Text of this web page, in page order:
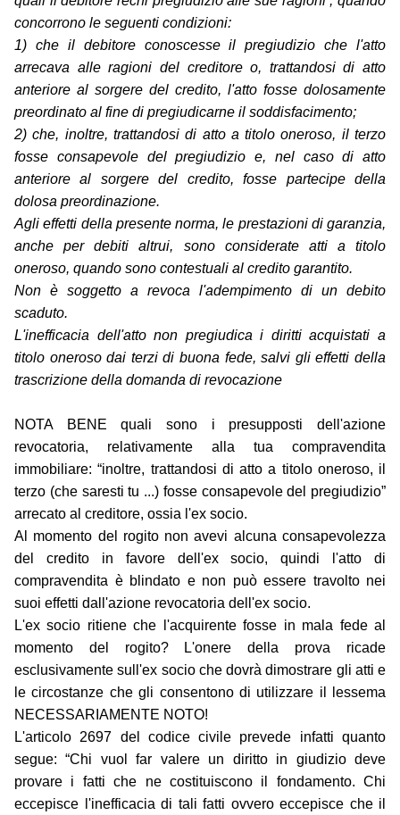
concorrono le seguenti condizioni:
1) che il debitore conoscesse il pregiudizio che l'atto
arrecava alle ragioni del creditore o, trattandosi di atto
anteriore al sorgere del credito, l'atto fosse dolosamente
preordinato al fine di pregiudicarne il soddisfacimento;
2) che, inoltre, trattandosi di atto a titolo oneroso, il terzo
fosse consapevole del pregiudizio e, nel caso di atto
anteriore al sorgere del credito, fosse partecipe della
dolosa preordinazione.
Agli effetti della presente norma, le prestazioni di garanzia,
anche per debiti altrui, sono considerate atti a titolo
oneroso, quando sono contestuali al credito garantito.
Non è soggetto a revoca l'adempimento di un debito
scaduto.
L'inefficacia dell'atto non pregiudica i diritti acquistati a
titolo oneroso dai terzi di buona fede, salvi gli effetti della
trascrizione della domanda di revocazione
NOTA BENE quali sono i presupposti dell'azione
revocatoria, relativamente alla tua compravendita
immobiliare: “inoltre, trattandosi di atto a titolo oneroso, il
terzo (che saresti tu ...) fosse consapevole del pregiudizio”
arrecato al creditore, ossia l'ex socio.
Al momento del rogito non avevi alcuna consapevolezza
del credito in favore dell'ex socio, quindi l'atto di
compravendita è blindato e non può essere travolto nei
suoi effetti dall'azione revocatoria dell'ex socio.
L'ex socio ritiene che l'acquirente fosse in mala fede al
momento del rogito? L'onere della prova ricade
esclusivamente sull'ex socio che dovrà dimostrare gli atti e
le circostanze che gli consentono di utilizzare il lessema
NECESSARIAMENTE NOTO!
L'articolo 2697 del codice civile prevede infatti quanto
segue: “Chi vuol far valere un diritto in giudizio deve
provare i fatti che ne costituiscono il fondamento. Chi
eccepisce l'inefficacia di tali fatti ovvero eccepisce che il